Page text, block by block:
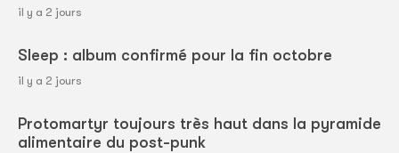
il y a 2 jours
Sleep : album confirmé pour la fin octobre
il y a 2 jours
Protomartyr toujours très haut dans la pyramide
alimentaire du post-punk